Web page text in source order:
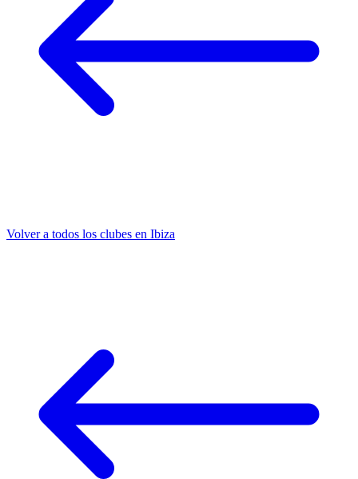
Volver a todos los clubes en Ibiza